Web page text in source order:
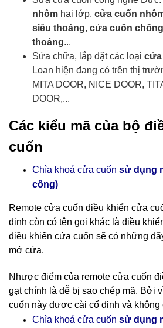
nhôm hai lớp, cửa cuốn
siêu thoáng, cửa cuốn
thoáng...
Sửa chữa, lắp đặt các loại cửa
Loan hiện đang có trên thị
MITA DOOR, NICE DOOR,
DOOR,...
Các kiểu mã của bộ
cuốn
Chìa khoá cửa cuốn sử dụng
công)
Remote cửa cuốn điều khiển cửa
định còn có tên gọi khác là điều
điều khiển cửa cuốn sẽ có những
mở cửa.
Nhược điểm của remote cửa cuốn
gạt chính là dễ bị sao chép mã. Bởi
cuốn này được cài cố định và không
Chìa khoá cửa cuốn sử dụng